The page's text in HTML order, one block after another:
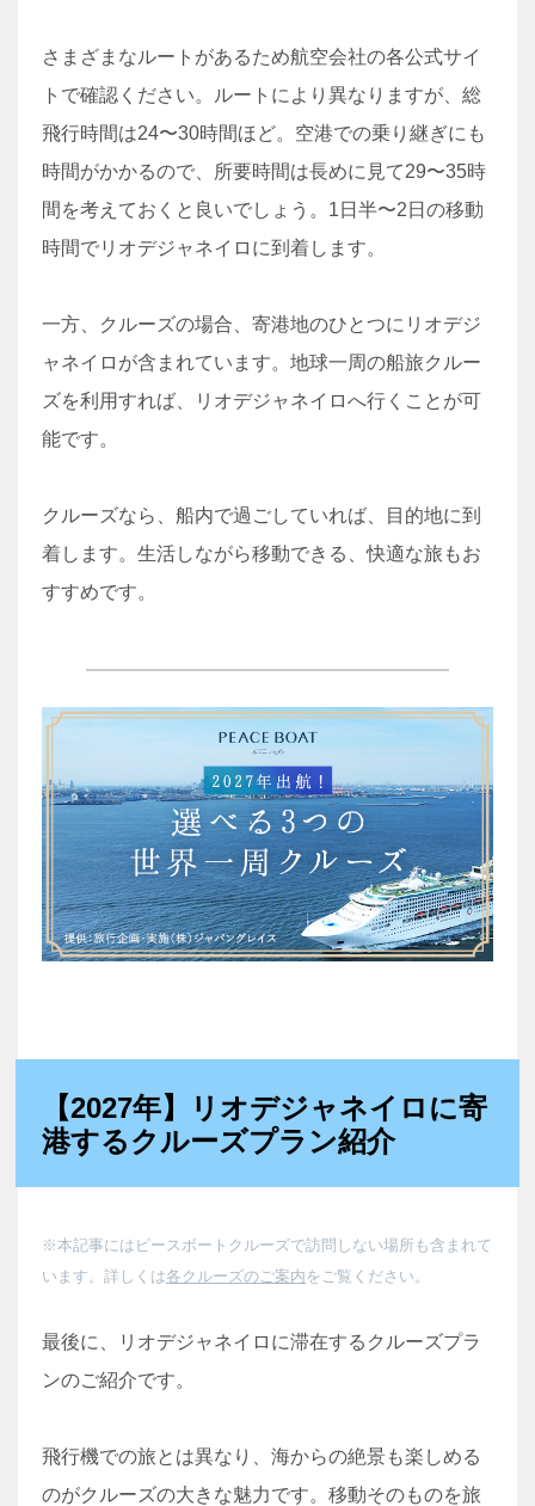
さまざまなルートがあるため航空会社の各公式サイ
トで確認ください。ルートにより異なりますが、総
飛行時間は24〜30時間ほど。空港での乗り継ぎにも
時間がかかるので、所要時間は長めに見て29〜35時
間を考えておくと良いでしょう。1日半〜2日の移動
時間でリオデジャネイロに到着します。
一方、クルーズの場合、寄港地のひとつにリオデジ
ャネイロが含まれています。地球一周の船旅クルー
ズを利用すれば、リオデジャネイロへ行くことが可
能です。
クルーズなら、船内で過ごしていれば、目的地に到
着します。生活しながら移動できる、快適な旅もお
すすめです。
【2027年】リオデジャネイロに寄
港するクルーズプラン紹介
※本記事にはピースボートクルーズで訪問しない場所も含まれて
います。詳しくは各クルーズのご案内 をご覧ください。
最後に、リオデジャネイロに滞在するクルーズプラ
ンのご紹介です。
飛行機での旅とは異なり、海からの絶景も楽しめる
のがクルーズの大きな魅力です。移動そのものを旅